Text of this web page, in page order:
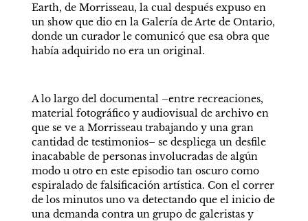
Earth, de Morrisseau, la cual después expuso en
un show que dio en la Galería de Arte de Ontario,
donde un curador le comunicó que esa obra que
había adquirido no era un original.
A lo largo del documental –entre recreaciones,
material fotográfico y audiovisual de archivo en
que se ve a Morrisseau trabajando y una gran
cantidad de testimonios– se despliega un desfile
inacabable de personas involucradas de algún
modo u otro en este episodio tan oscuro como
espiralado de falsificación artística. Con el correr
de los minutos uno va detectando que el inicio de
una demanda contra un grupo de galeristas y